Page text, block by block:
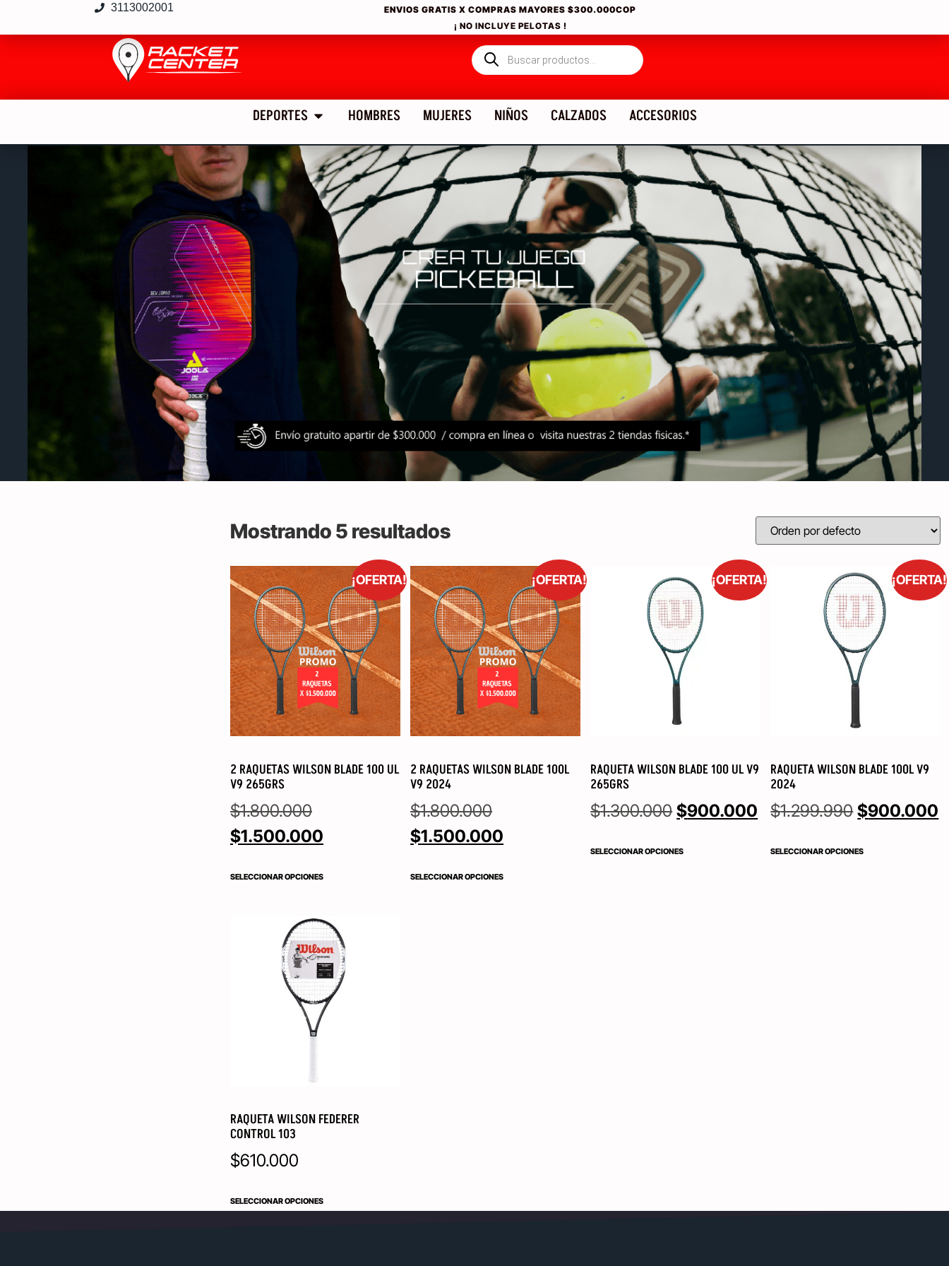
3113002001 ENVIOS GRATIS X COMPRAS MAYORES$300.000COP
¡ NO INCLUYE PELOTAS !
DEPORTES HOMBRES MUJERES NIÑOS CALZADOS ACCESORIOS
Mostrando 5 resultados
¡OFERTA!
2 RAQUETAS WILSON BLADE 100 UL
V9 265GRS
$1.800.000
$1.500.000
SELECCIONAR OPCIONES
¡OFERTA!
2 RAQUETAS WILSON BLADE 100L
V9 2024
$1.800.000
$1.500.000
SELECCIONAR OPCIONES
¡OFERTA!
RAQUETA WILSON BLADE 100 UL V9
265GRS
$1.300.000 $900.000
SELECCIONAR OPCIONES
¡OFERTA!
RAQUETA WILSON BLADE 100L V9
2024
$1.299.990 $900.000
SELECCIONAR OPCIONES
RAQUETA WILSON FEDERER
CONTROL 103
$610.000
SELECCIONAR OPCIONES